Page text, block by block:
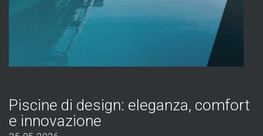
Piscine di design: eleganza, comfort
e innovazione